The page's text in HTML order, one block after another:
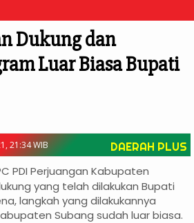
Dukung dan
Luar Biasa Bupati
21:34 WIB DAERAH PLUS
PDI Perjuangan Kabupaten
yang telah dilakukan Bupati
langkah yang dilakukannya
Subang sudah luar biasa.